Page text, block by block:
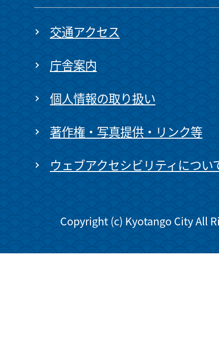
交通アクセス
庁舎案内
個人情報の取り扱い
著作権・写真提供・リンク等
ウェブアクセシビリティについ
Copyright (c) Kyotango City All